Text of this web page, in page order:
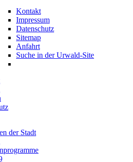
Kontakt
Impressum
Datenschutz
Sitemap
Anfahrt
Suche in der Urwald-Site
der Stadt